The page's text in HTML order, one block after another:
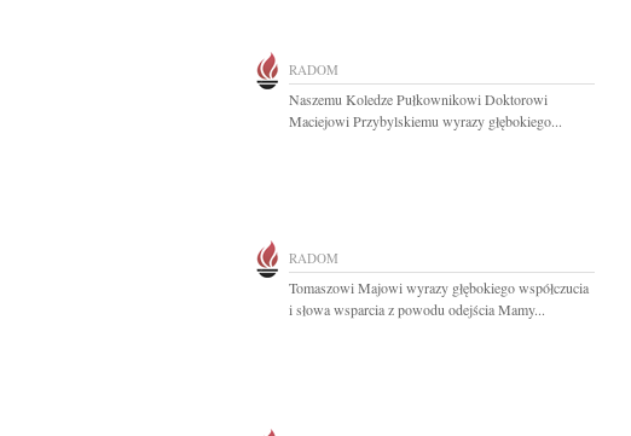
RADOM
Naszemu Koledze Pułkownikowi Doktorowi
Maciejowi Przybylskiemu wyrazy głębokiego...
RADOM
Tomaszowi Majowi wyrazy głębokiego współczucia
i słowa wsparcia z powodu odejścia Mamy...